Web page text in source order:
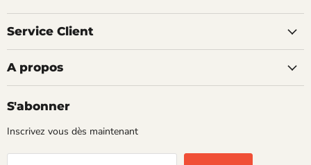
Service Client
A propos
S'abonner
Inscrivez vous dès maintenant